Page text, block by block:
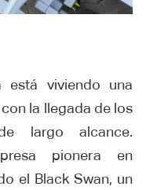
está viviendo una
la llegada de los
largo alcance.
pionera en
el Black Swan, un